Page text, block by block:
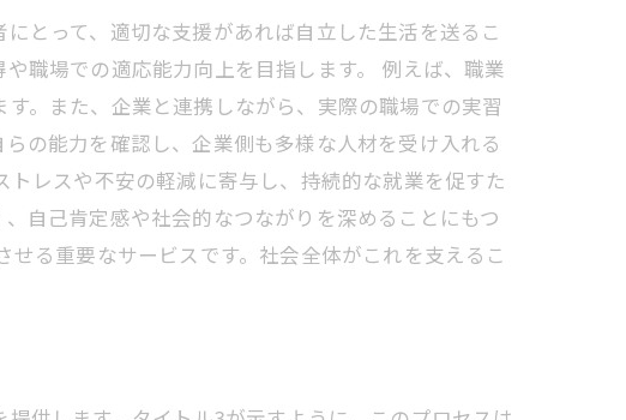
とって、適切な支援があれば自立した生活を送るこ
職場での適応能力向上を目指します。 例えば、職業
。また、企業と連携しながら、実際の職場での実習
の能力を確認し、企業側も多様な人材を受け入れる
レスや不安の軽減に寄与し、持続的な就業を促すた
自己肯定感や社会的なつながりを深めることにもつ
る重要なサービスです。社会全体がこれを支えるこ